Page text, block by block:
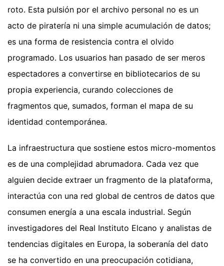
roto. Esta pulsión por el archivo personal no es un
acto de piratería ni una simple acumulación de datos;
es una forma de resistencia contra el olvido
programado. Los usuarios han pasado de ser meros
espectadores a convertirse en bibliotecarios de su
propia experiencia, curando colecciones de
fragmentos que, sumados, forman el mapa de su
identidad contemporánea.
La infraestructura que sostiene estos micro-momentos
es de una complejidad abrumadora. Cada vez que
alguien decide extraer un fragmento de la plataforma,
interactúa con una red global de centros de datos que
consumen energía a una escala industrial. Según
investigadores del Real Instituto Elcano y analistas de
tendencias digitales en Europa, la soberanía del dato
se ha convertido en una preocupación cotidiana,